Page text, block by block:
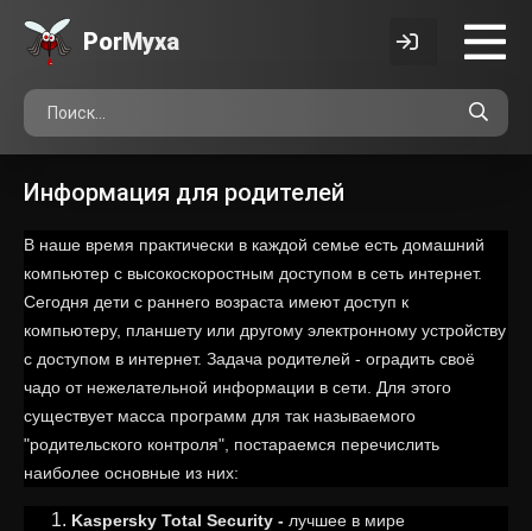
PorMyxa
Информация для родителей
В наше время практически в каждой семье есть домашний
компьютер с высокоскоростным доступом в сеть интернет.
Сегодня дети с раннего возраста имеют доступ к
компьютеру, планшету или другому электронному устройству
с доступом в интернет. Задача родителей - оградить своё
чадо от нежелательной информации в сети. Для этого
существует масса программ для так называемого
"родительского контроля", постараемся перечислить
наиболее основные из них:
Kaspersky Total Security - лучшее в мире